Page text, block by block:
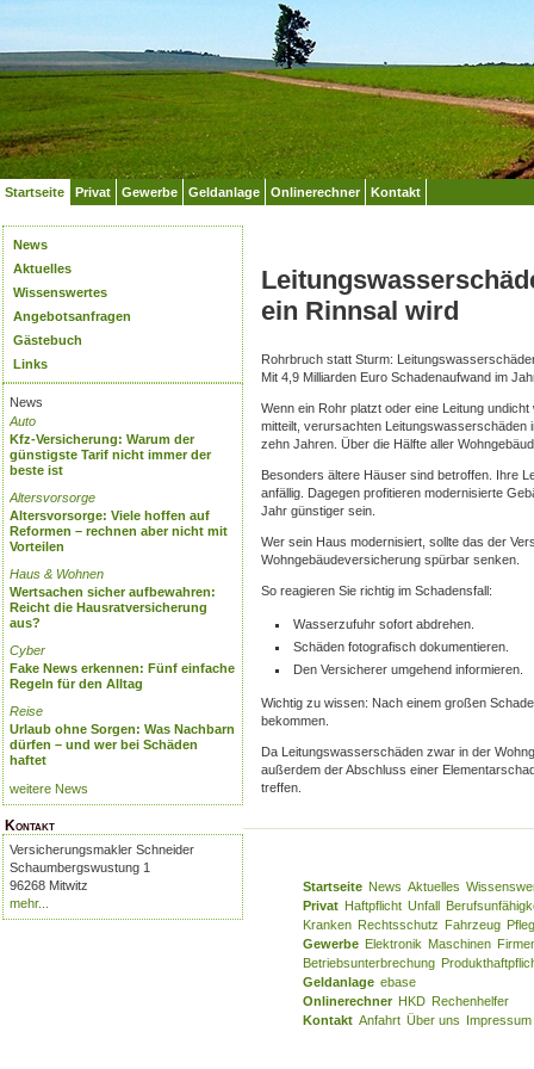
Startseite Privat Gewerbe Geldanlage Onlinerechner Kontakt
News
Aktuelles
Wissenswertes
Angebotsanfragen
Gästebuch
Links
News
Auto
Kfz-Versicherung: Warum der
günstigste Tarif nicht immer der
beste ist
Altersvorsorge
Altersvorsorge: Viele hoffen auf
Reformen – rechnen aber nicht mit
Vorteilen
Haus & Wohnen
Wertsachen sicher aufbewahren:
Reicht die Hausratversicherung
aus?
Cyber
Fake News erkennen: Fünf einfache
Regeln für den Alltag
Reise
Urlaub ohne Sorgen: Was Nachbarn
dürfen – und wer bei Schäden
haftet
weitere News
Kontakt
Versicherungsmakler Schneider
Schaumbergswustung 1
96268 Mitwitz
mehr...
ein Rinnsal wird
Rohrbruch statt Sturm:
Mit 4,9 Milliarden Euro Schadenaufwand im
Wenn ein Rohr platzt oder eine Leitung
mitteilt, verursachten Leitungswasserschäden
zehn Jahren. Über die Hälfte aller
Besonders ältere Häuser sind betroffen. Ihre
anfällig. Dagegen profitieren modernisierte
Jahr günstiger sein.
Wer sein Haus modernisiert, sollte das der
Wohngebäudeversicherung spürbar senken.
So reagieren Sie richtig im Schadensfall:
Wasserzufuhr sofort abdrehen.
Schäden fotografisch dokumentieren.
Den Versicherer umgehend informieren.
Wichtig zu wissen: Nach einem großen
bekommen.
Da Leitungswasserschäden zwar in der
außerdem der Abschluss einer
treffen.
Startseite News Aktuelles
Privat Haftpflicht Unfall
Kranken Rechtsschutz Fahrzeug
Gewerbe Elektronik Maschinen
Betriebsunterbrechung
Geldanlage ebase
Onlinerechner HKD Rechenhelfer
Kontakt Anfahrt Über uns Impressum